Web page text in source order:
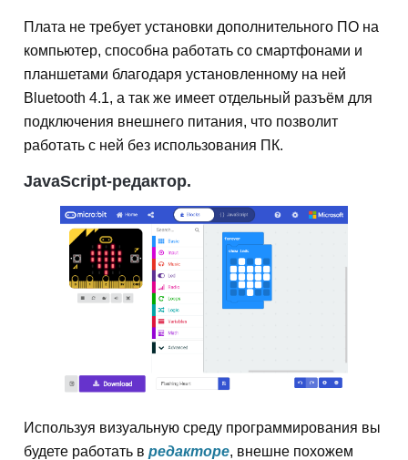
Плата не требует установки дополнительного ПО на
компьютер, способна работать со смартфонами и
планшетами благодаря установленному на ней
Bluetooth 4.1, а так же имеет отдельный разъём для
подключения внешнего питания, что позволит
работать с ней без использования ПК.
JavaScript-редактор.
Используя визуальную среду программирования вы
будете работать в редакторе, внешне похожем